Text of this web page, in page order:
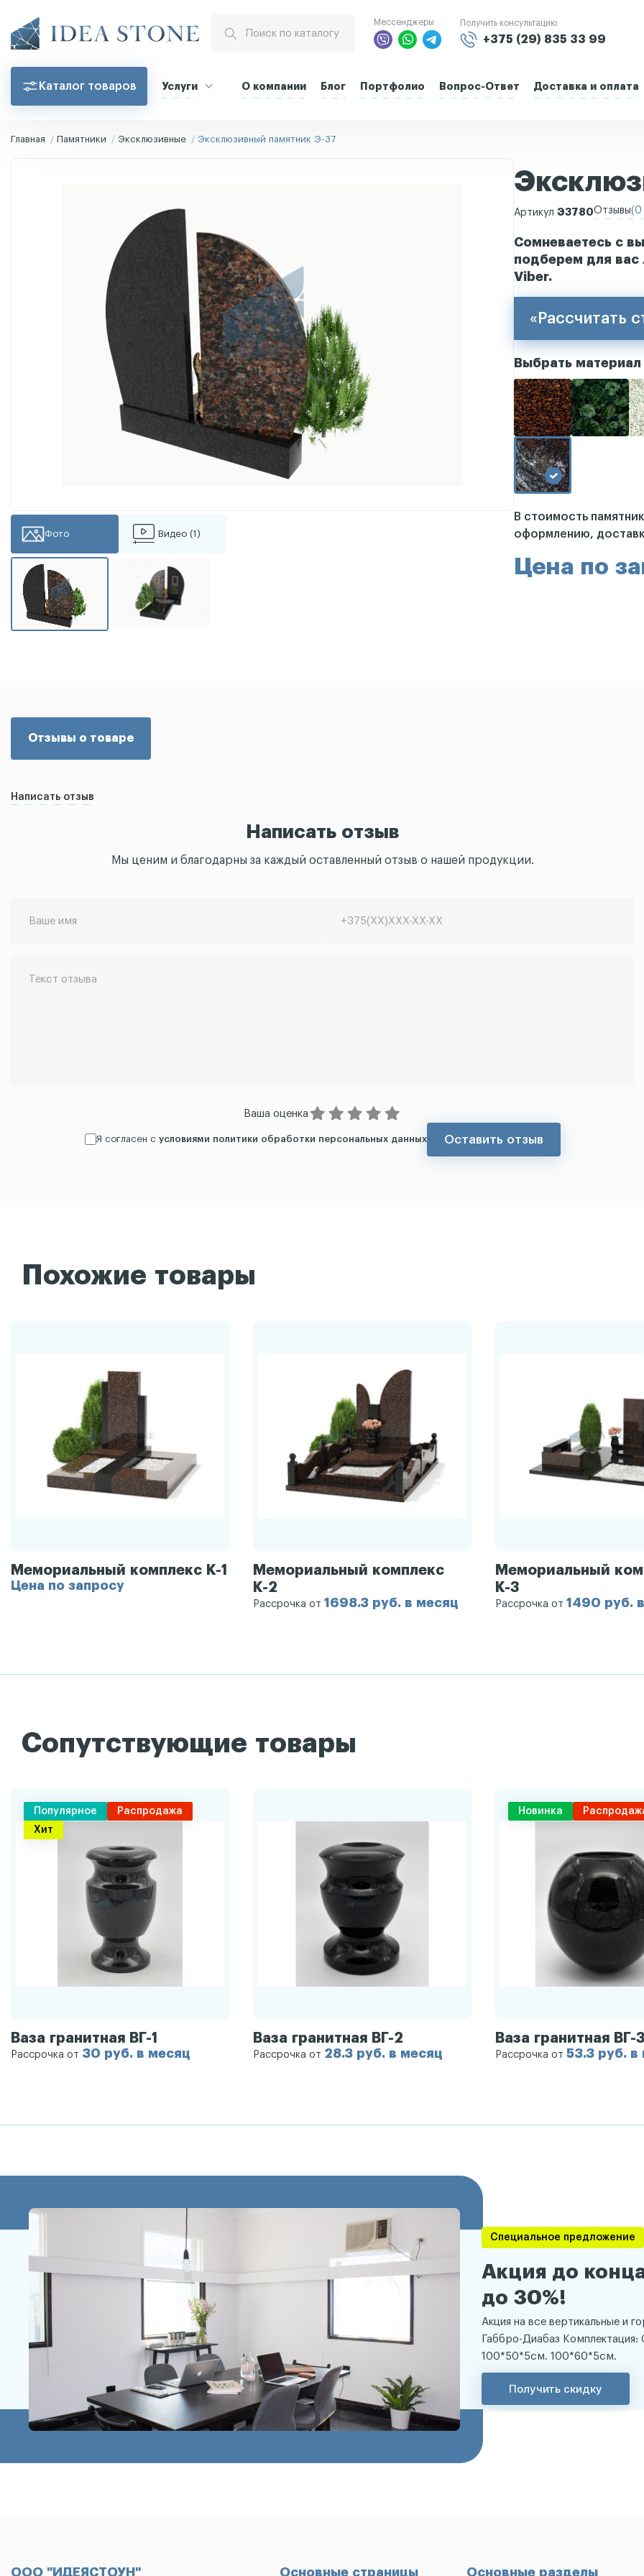
Мессенджеры Получить консультацию
+375 (29) 835 33 99
Каталог товаров Услуги О компании Блог Портфолио Вопрос-Ответ Доставка и оплата
Главная Памятники Эксклюзивные Эксклюзивный памятник Э-37
Фото Видео (1)
Артикул Э3780Отзывы(0
Сомневаетесь с
подберем для вас
Viber.
«Рассчитать
Выбрать материал
В стоимость
оформлению,
Цена по
Отзывы о товаре
Написать отзыв
Написать отзыв
Мы ценим и благодарны за каждый оставленный отзыв о нашей продукции.
Ваша оценка
Я согласен с условиями политики обработки персональных данных Оставить отзыв
Похожие товары
Мемориальный комплекс К-1
Цена по запросу
Мемориальный комплекс
К-2
Рассрочка от 1698.3 руб. в месяц
Мемориальный
К-3
Рассрочка от 1490 руб.
Сопутствующие товары
Популярное
Распродажа
Хит
Ваза гранитная ВГ-1
Рассрочка от 30 руб. в месяц
Ваза гранитная ВГ-2
Рассрочка от 28.3 руб. в месяц
Новинка
Ваза гранитная ВГ-3
Рассрочка от 53.3 руб. в
Специальное предложение
Акция до
до 30%!
Акция на все вертикальные и
Габбро-Диабаз
100*50*5см. 100*60*5см.
Получить скидку
ООО "ИДЕЯСТОУН" Основные страницы Основные разделы